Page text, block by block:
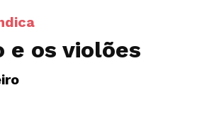
e os violões